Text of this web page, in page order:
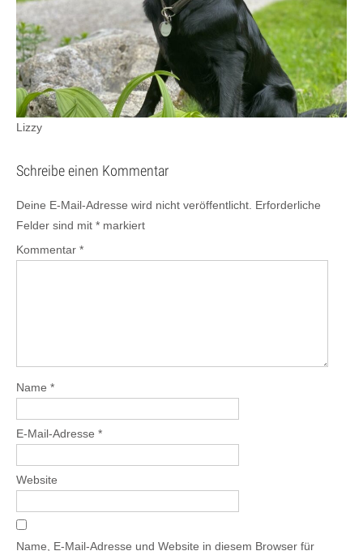
Lizzy
Schreibe einen Kommentar
Deine E-Mail-Adresse wird nicht veröffentlicht. Erforderliche
Felder sind mit * markiert
Kommentar *
Name *
E-Mail-Adresse *
Website
Name, E-Mail-Adresse und Website in diesem Browser für